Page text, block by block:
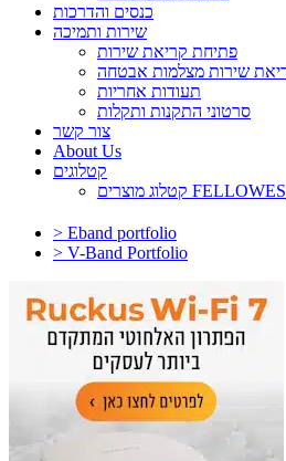
כנסים והדרכות
שירות ותמיכה
פתיחת קריאת שירות
תעודות אחריות
סרטוני התקנות ותקלות
צור קשר
About Us
קטלוגים
קטלוג מוצרים FELLOWES
> Eband portfolio
> V-Band Portfolio